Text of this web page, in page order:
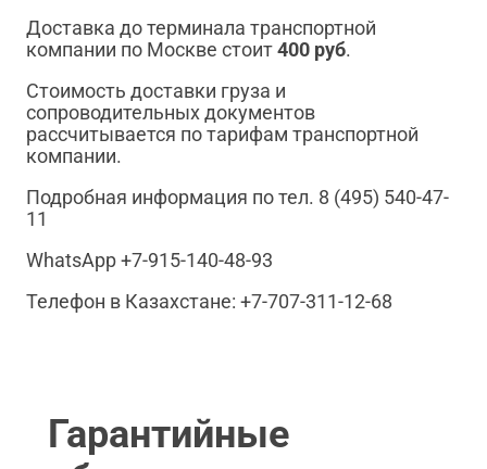
Доставка до терминала транспортной
компании по Москве стоит400 руб.
Стоимость доставки груза и
сопроводительных документов
рассчитывается по тарифам транспортной
компании.
Подробная информация по тел. 8 (495) 540-47-
11
WhatsApp +7-915-140-48-93
Телефон в Казахстане: +7-707-311-12-68
Гарантийные